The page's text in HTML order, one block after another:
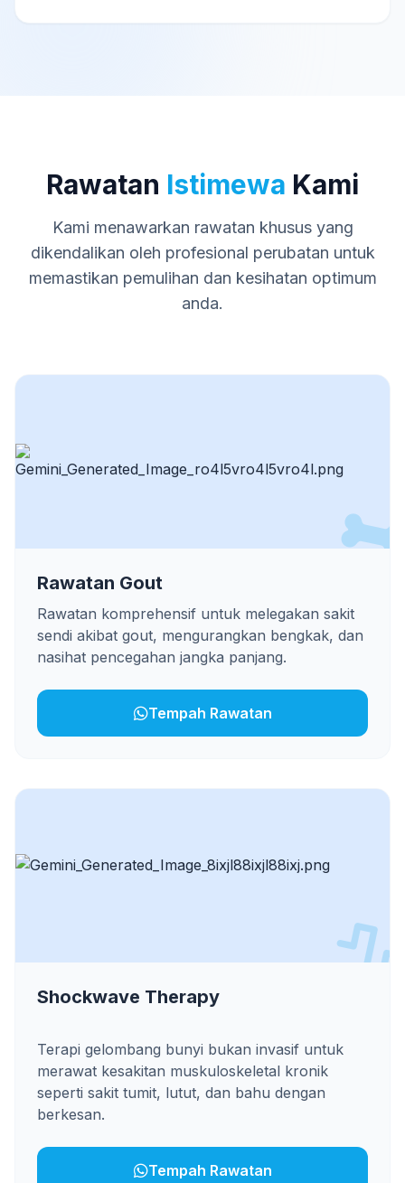
Rawatan Istimewa Kami
Kami menawarkan rawatan khusus yang
dikendalikan oleh profesional perubatan untuk
memastikan pemulihan dan kesihatan optimum
anda.
Rawatan Gout
Rawatan komprehensif untuk melegakan sakit
sendi akibat gout, mengurangkan bengkak, dan
nasihat pencegahan jangka panjang.
Tempah Rawatan
Shockwave Therapy
Terapi gelombang bunyi bukan invasif untuk
merawat kesakitan muskuloskeletal kronik
seperti sakit tumit, lutut, dan bahu dengan
berkesan.
Tempah Rawatan